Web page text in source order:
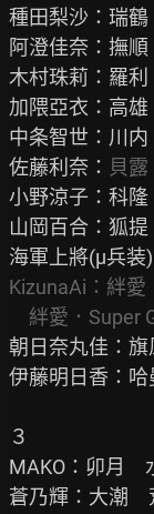
種田梨沙：瑞
阿澄佳奈：撫
木村珠莉：羅
加隈亞衣：高
中条智世：川
佐藤利奈： 貝露
小野涼子：科
山岡百合：狐
KizunaAi：絆
絆愛．Super
朝日奈丸佳：
伊藤明日香：
３
MAKO：卯月　
蒼乃輝：大潮